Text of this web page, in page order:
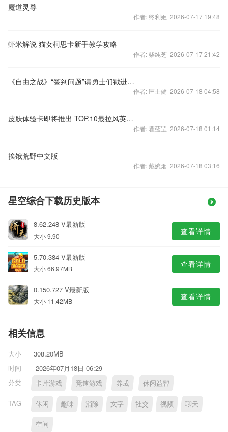
魔道灵尊
作者: 终利姬 2026-07-17 19:48
虾米解说 猫女柯思卡新手教学攻略
作者: 柴纯芝 2026-07-17 21:42
《自由之战》“签到问题”请勇士们戳进来看
作者: 匡士健 2026-07-18 04:58
皮肤体验卡即将推出 TOP.10最拉风英雄皮肤
作者: 瞿蓝罡 2026-07-18 01:14
挨饿荒野中文版
作者: 戴婉烟 2026-07-18 03:16
星空综合下载历史版本
8.62.248 V最新版
大小 9.90 查看详情
5.70.384 V最新版
大小 66.97MB 查看详情
0.150.727 V最新版
大小 11.42MB 查看详情
相关信息
大小
308.20MB
时间
2026年07月18日 06:29
分类
卡片游戏 竞速游戏 养成 休闲益智
TAG 休闲 趣味 消除 文字 社交 视频 聊天
空间